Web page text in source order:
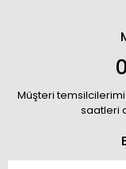
Müşteri
saatleri